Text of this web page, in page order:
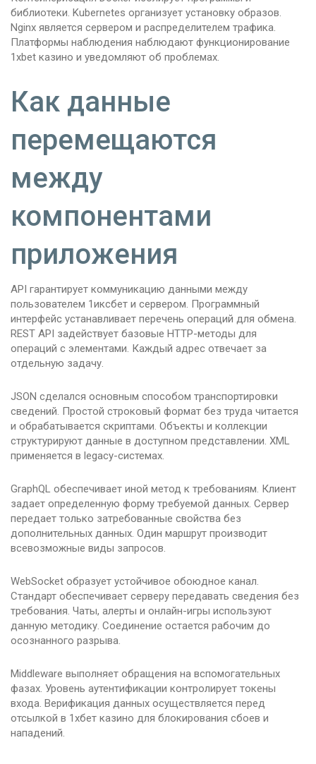
библиотеки. Kubernetes организует установку образов.
Nginx является сервером и распределителем трафика.
Платформы наблюдения наблюдают функционирование
1xbet казино и уведомляют об проблемах.
Как данные
перемещаются
между
компонентами
приложения
API гарантирует коммуникацию данными между
пользователем 1иксбет и сервером. Программный
интерфейс устанавливает перечень операций для обмена.
REST API задействует базовые HTTP-методы для
операций с элементами. Каждый адрес отвечает за
отдельную задачу.
JSON сделался основным способом транспортировки
сведений. Простой строковый формат без труда читается
и обрабатывается скриптами. Объекты и коллекции
структурируют данные в доступном представлении. XML
применяется в legacy-системах.
GraphQL обеспечивает иной метод к требованиям. Клиент
задает определенную форму требуемой данных. Сервер
передает только затребованные свойства без
дополнительных данных. Один маршрут производит
всевозможные виды запросов.
WebSocket образует устойчивое обоюдное канал.
Стандарт обеспечивает серверу передавать сведения без
требования. Чаты, алерты и онлайн-игры используют
данную методику. Соединение остается рабочим до
осознанного разрыва.
Middleware выполняет обращения на вспомогательных
фазах. Уровень аутентификации контролирует токены
входа. Верификация данных осуществляется перед
отсылкой в 1хбет казино для блокирования сбоев и
нападений.